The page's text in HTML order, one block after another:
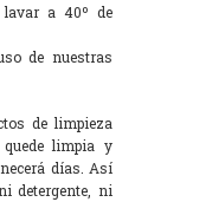
lavar a 40º de
de nuestras
de limpieza
limpia y
días. Así
detergente, ni